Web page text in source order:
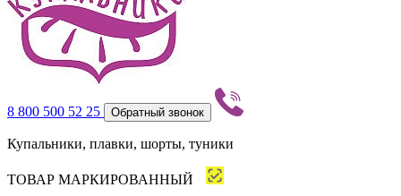
8 800 500 52 25 Обратный звонок
Купальники, плавки, шорты, туники
ТОВАР МАРКИРОВАННЫЙ